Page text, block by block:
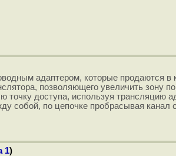
адаптером, которые продаются в
позволяющего увеличить зону
доступа, используя трансляцию
собой, по цепочке пробрасывая канал
1)